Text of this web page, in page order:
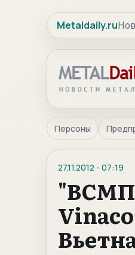
Metaldaily.ru
Персоны
27.11.2012 - 07:19